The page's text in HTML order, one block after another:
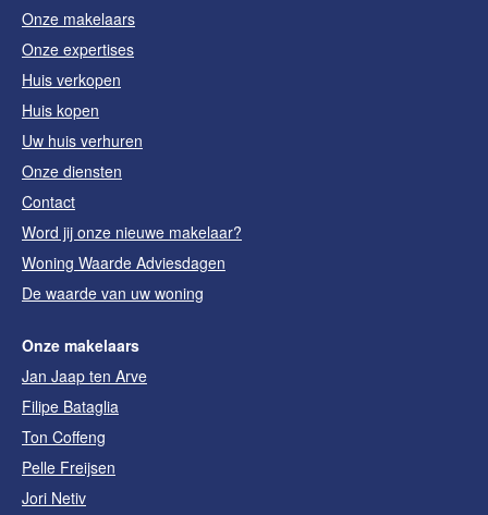
Onze makelaars
Onze expertises
Huis verkopen
Huis kopen
Uw huis verhuren
Onze diensten
Contact
Word jij onze nieuwe makelaar?
Woning Waarde Adviesdagen
De waarde van uw woning
Onze makelaars
Jan Jaap ten Arve
Filipe Bataglia
Ton Coffeng
Pelle Freijsen
Jori Netiv